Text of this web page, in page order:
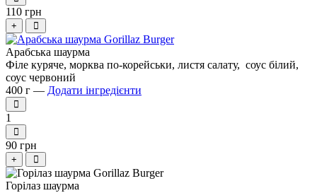
110 грн
+
Арабська шаурма
Філе куряче, морква по-корейськи, листя салату, соус білий,
соус червоний
400 г — Додати інгредієнти
1
90 грн
+
Горілаз шаурма